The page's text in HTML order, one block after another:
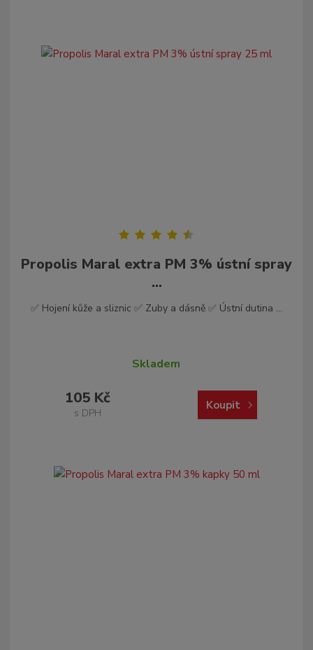
Propolis Maral extra PM 3% ústní spray
...
✅ Hojení kůže a sliznic ✅ Zuby a dásně ✅ Ústní dutina ...
Skladem
105 Kč
s DPH
Koupit